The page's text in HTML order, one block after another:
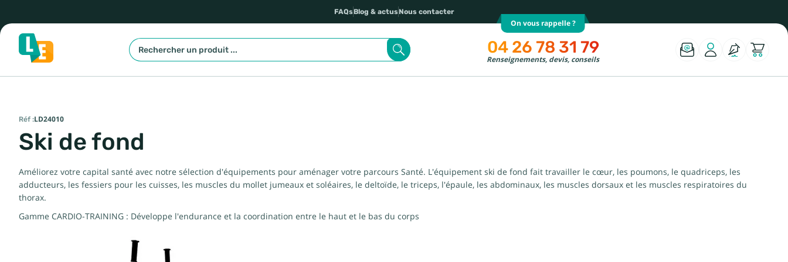
FAQsBlog & actusNous contacter
On vous rappelle ?
04 26 78 31 79
Renseignements, devis, conseils
Réf :LD24010
Ski de fond
Améliorez votre capital santé avec notre sélection d'équipements pour aménager votre parcours Santé. L'équipement ski de fond fait travailler le cœur, les poumons, le quadriceps, les
adducteurs, les fessiers pour les cuisses, les muscles du mollet jumeaux et soléaires, le deltoïde, le triceps, l'épaule, les abdominaux, les muscles dorsaux et les muscles respiratoires du
thorax.
Gamme CARDIO-TRAINING : Développe l'endurance et la coordination entre le haut et le bas du corps